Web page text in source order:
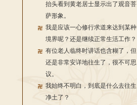
抬头看到黄老居士显示出了观音菩
萨形象。
我是应该一心修行求道来达到某种
境界呢？还是继续正常生活工作？
有位老人临终时讲话也含糊了，但
还是非常安详地往生了，很不可思
议。
我始终不明白，到底是什么去往生
净土了？